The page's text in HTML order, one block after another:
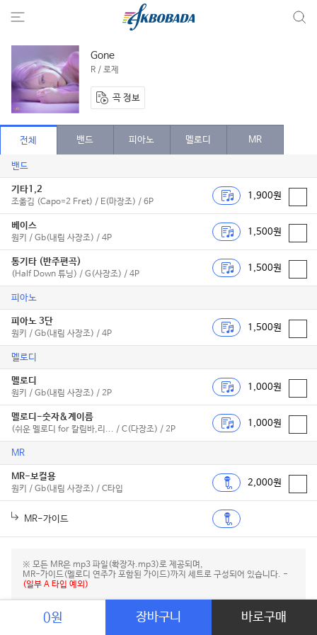
Gone
R / 로제
곡 정보
전체 밴드 피아노 멜로디 MR
밴드
기타1,2
조옮김 (Capo=2 Fret) / E(마장조) / 6P
1,900원
베이스
원키 / Gb(내림 사장조) / 4P
1,500원
통기타 (반주편곡)
(Half Down 튜닝) / G(사장조) / 4P
1,500원
피아노
피아노 3단
원키 / Gb(내림 사장조) / 4P
1,500원
멜로디
멜로디
원키 / Gb(내림 사장조) / 2P
1,000원
멜로디-숫자&계이름
(쉬운 멜로디 for 칼림바,리... / C(다장조) / 2P
1,000원
MR
MR-보컬용
원키 / Gb(내림 사장조) / C타입
2,000원
MR-가이드
※ 모든 MR은 mp3 파일(확장자.mp3)로 제공되며,
MR-가이드(멜로디 연주가 포함된 가이드)까지 세트로 구성되어 있습니다. -
(일부 A 타입 예외)
0원 장바구니 바로구매